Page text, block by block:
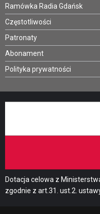
Ramówka Radia Gdańsk
Częstotliwości
Patronaty
Abonament
Polityka prywatności
Dotacja celowa z
zgodnie z art.31. ust.2.